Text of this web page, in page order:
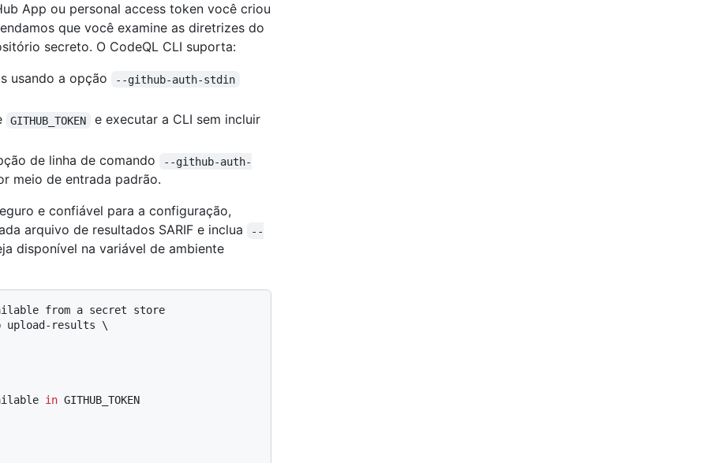
App ou personal access token você criou
que você examine as diretrizes do
secreto. O CodeQL CLI suporta:
usando a opção
--github-auth-stdin
GITHUB_TOKEN
e executar a CLI sem incluir
de linha de comando
--github-auth-
meio de entrada padrão.
e confiável para a configuração,
arquivo de resultados SARIF e inclua
--
disponível na variável de ambiente
from a secret store
upload-results \
in GITHUB_TOKEN